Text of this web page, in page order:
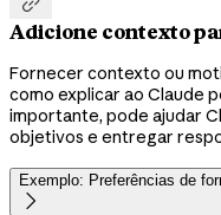
Adicione contexto
Fornecer contexto ou
como explicar ao Claude
importante, pode ajudar
objetivos e entregar
Exemplo: Preferências de
